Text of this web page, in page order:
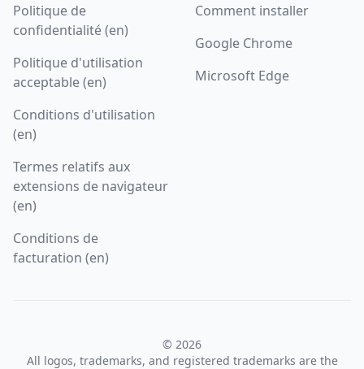
Politique de
confidentialité (en)
Politique d'utilisation
acceptable (en)
Conditions d'utilisation
(en)
Termes relatifs aux
extensions de navigateur
(en)
Conditions de
facturation (en)
Comment installer
Google Chrome
Microsoft Edge
© 2026
All logos, trademarks, and registered trademarks are the